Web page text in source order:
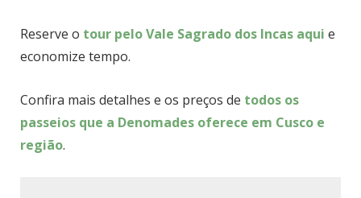
Reserve o tour pelo Vale Sagrado dos Incas aqui e
economize tempo.
Confira mais detalhes e os preços de todos os
passeios que a Denomades oferece em Cusco e
região.